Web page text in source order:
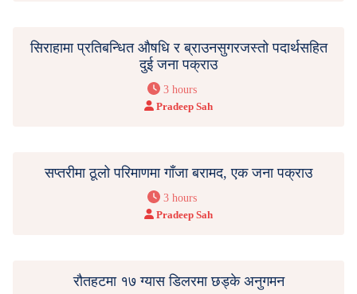
सिराहामा प्रतिबन्धित औषधि र ब्राउनसुगरजस्तो पदार्थसहित
दुई जना पक्राउ
3 hours
Pradeep Sah
सप्तरीमा ठूलो परिमाणमा गाँजा बरामद, एक जना पक्राउ
3 hours
Pradeep Sah
रौतहटमा १७ ग्यास डिलरमा छड्के अनुगमन